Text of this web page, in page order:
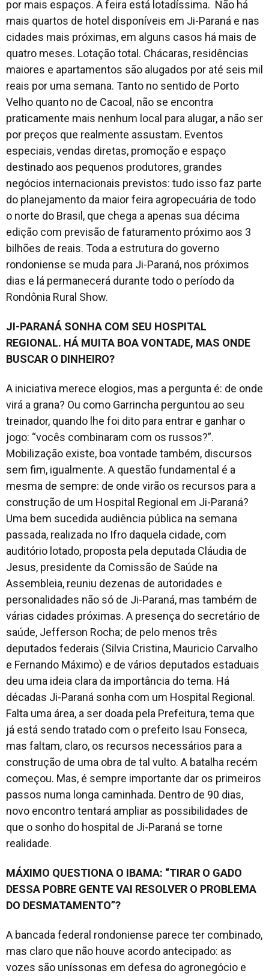
por mais espaços. A feira está lotadíssima. Não há
mais quartos de hotel disponíveis em Ji-Paraná e nas
cidades mais próximas, em alguns casos há mais de
quatro meses. Lotação total. Chácaras, residências
maiores e apartamentos são alugados por até seis mil
reais por uma semana. Tanto no sentido de Porto
Velho quanto no de Cacoal, não se encontra
praticamente mais nenhum local para alugar, a não ser
por preços que realmente assustam. Eventos
especiais, vendas diretas, promoção e espaço
destinado aos pequenos produtores, grandes
negócios internacionais previstos: tudo isso faz parte
do planejamento da maior feira agropecuária de todo
o norte do Brasil, que chega a apenas sua décima
edição com previsão de faturamento próximo aos 3
bilhões de reais. Toda a estrutura do governo
rondoniense se muda para Ji-Paraná, nos próximos
dias e lá permanecerá durante todo o período da
Rondônia Rural Show.
JI-PARANÁ SONHA COM SEU HOSPITAL
REGIONAL. HÁ MUITA BOA VONTADE, MAS ONDE
BUSCAR O DINHEIRO?
A iniciativa merece elogios, mas a pergunta é: de onde
virá a grana? Ou como Garrincha perguntou ao seu
treinador, quando lhe foi dito para entrar e ganhar o
jogo: “vocês combinaram com os russos?”.
Mobilização existe, boa vontade também, discursos
sem fim, igualmente. A questão fundamental é a
mesma de sempre: de onde virão os recursos para a
construção de um Hospital Regional em Ji-Paraná?
Uma bem sucedida audiência pública na semana
passada, realizada no Ifro daquela cidade, com
auditório lotado, proposta pela deputada Cláudia de
Jesus, presidente da Comissão de Saúde na
Assembleia, reuniu dezenas de autoridades e
personalidades não só de Ji-Paraná, mas também de
várias cidades próximas. A presença do secretário de
saúde, Jefferson Rocha; de pelo menos três
deputados federais (Silvia Cristina, Mauricio Carvalho
e Fernando Máximo) e de vários deputados estaduais
deu uma ideia clara da importância do tema. Há
décadas Ji-Paraná sonha com um Hospital Regional.
Falta uma área, a ser doada pela Prefeitura, tema que
já está sendo tratado com o prefeito Isau Fonseca,
mas faltam, claro, os recursos necessários para a
construção de uma obra de tal vulto. A batalha recém
começou. Mas, é sempre importante dar os primeiros
passos numa longa caminhada. Dentro de 90 dias,
novo encontro tentará ampliar as possibilidades de
que o sonho do hospital de Ji-Paraná se torne
realidade.
MÁXIMO QUESTIONA O IBAMA: “TIRAR O GADO
DESSA POBRE GENTE VAI RESOLVER O PROBLEMA
DO DESMATAMENTO”?
A bancada federal rondoniense parece ter combinado,
mas claro que não houve acordo antecipado: as
vozes são uníssonas em defesa do agronegócio e